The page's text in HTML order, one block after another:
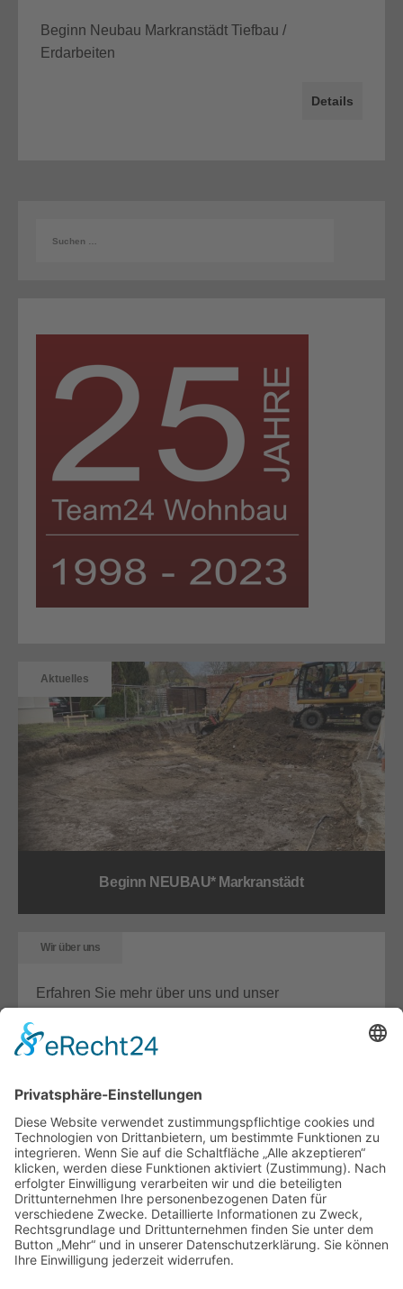
Beginn Neubau Markranstädt Tiefbau /
Erdarbeiten
Details
Aktuelles
Beginn NEUBAU* Markranstädt
Wir über uns
Erfahren Sie mehr über uns und unser
Unterstützung